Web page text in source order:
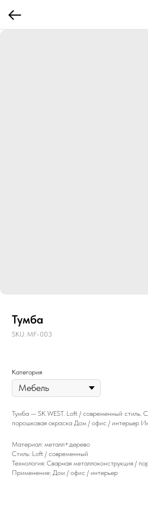
Тумба
SKU: MF-003
Категория
Тумба — SK WEST. Loft / современный стиль.
порошковая окраска Дом / офис / интерьер
Материал: металл+дерево
Стиль: Loft / современный
Технология: Сварная металлоконструкция /
Применение: Дом / офис / интерьер